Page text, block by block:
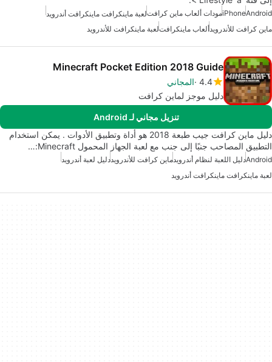
Android
iPhoneمودات ألعاب ماين كرافتلعبة ماينكرافت ماينكرافت أندرويد
ماين كرافت للأندرويدألعاب ماينكرافتلعبة ماينكرافت للأندرويد
Minecraft Pocket Edition 2018 Guide
4.4 المجاني
دليل موجز لماين كرافت
تنزيل مجاني لـ Android
دليل ماين كرافت جيب طبعة 2018 هو أداة وتطبيق الأدوات . يمكن استخدام
التطبيق المصاحب جنبًا إلى جنب مع لعبة الجهاز المحمول Minecraft:…
Androidدليل اللعبة لنظام أندرويدماين كرافت للأندرويددليل لعبة أندرويد
لعبة ماينكرافت ماينكرافت أندرويد